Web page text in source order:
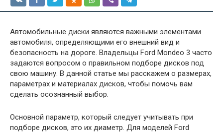
Автомобильные диски являются важными элементами
автомобиля, определяющими его внешний вид и
безопасность на дороге. Владельцы Ford Mondeo 3 часто
задаются вопросом о правильном подборе дисков под
свою машину. В данной статье мы расскажем о размерах,
параметрах и материалах дисков, чтобы помочь вам
сделать осознанный выбор.
Основной параметр, который следует учитывать при
подборе дисков, это их диаметр. Для моделей Ford